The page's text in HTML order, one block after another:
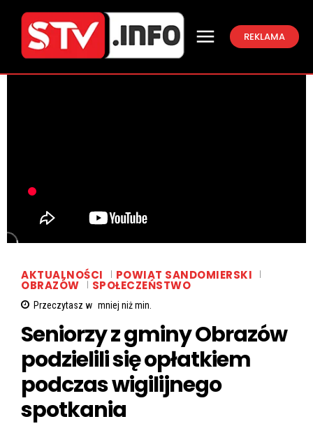
REKLAMA
AKTUALNOŚCI POWIAT SANDOMIERSKI
OBRAZÓW SPOŁECZEŃSTWO
Przeczytasz w mniej niżmin.
Seniorzy z gminy Obrazów
podzielili się opłatkiem
podczas wigilijnego
spotkania